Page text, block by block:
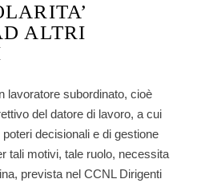
ALTRI
lavoratore subordinato, cioè
del datore di lavoro, a cui
decisionali e di gestione
tali motivi, tale ruolo, necessita
prevista nelCCNL Dirigenti